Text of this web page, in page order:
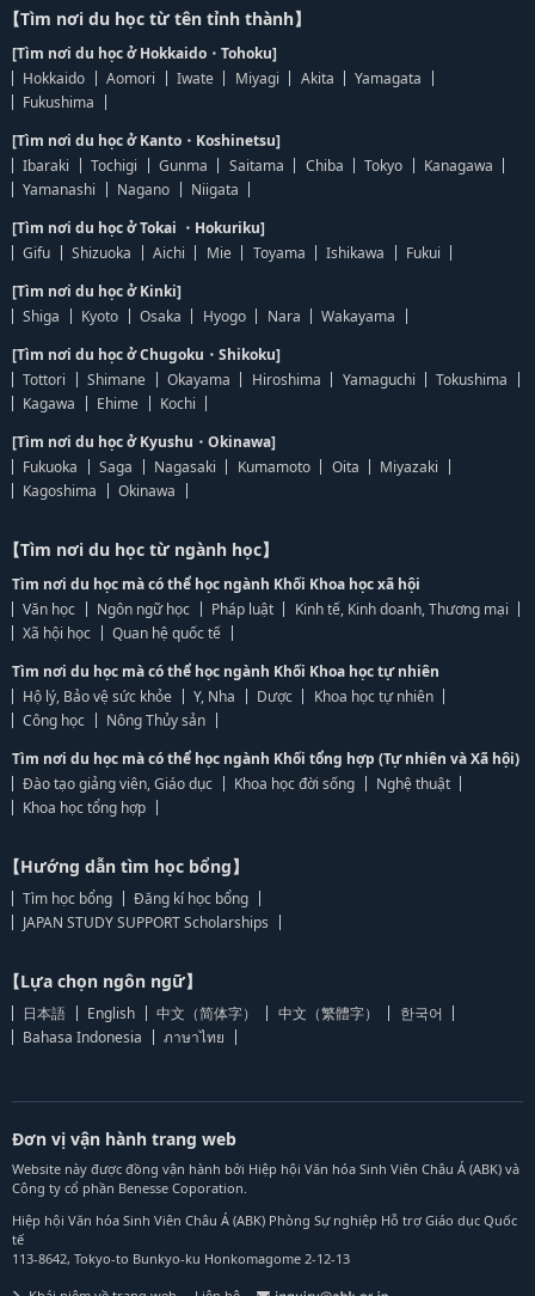
【Tìm nơi du học từ tên tỉnh thành】
[Tìm nơi du học ở Hokkaido・Tohoku]
Hokkaido
Aomori Iwate Miyagi Akita
Yamagata
Fukushima
[Tìm nơi du học ở Kanto・Koshinetsu]
Ibaraki
Tochigi Gunma Saitama Chiba Tokyo
Kanagawa
Yamanashi
Nagano
Niigata
[Tìm nơi du học ở Tokai ・Hokuriku]
Gifu
Shizuoka Aichi Mie Toyama Ishikawa
Fukui
[Tìm nơi du học ở Kinki]
Shiga
Kyoto Osaka Hyogo Nara
Wakayama
[Tìm nơi du học ở Chugoku・Shikoku]
Tottori
Shimane Okayama Hiroshima Yamaguchi
Tokushima
Kagawa
Ehime
Kochi
[Tìm nơi du học ở Kyushu・Okinawa]
Fukuoka
Saga Nagasaki Kumamoto Oita
Miyazaki
Kagoshima
Okinawa
【Tìm nơi du học từ ngành học】
Tìm nơi du học mà có thể học ngành Khối Khoa học xã hội
Văn học
Ngôn ngữ học Pháp luật
Kinh tế, Kinh doanh, Thương mại
Xã hội học
Quan hệ quốc tế
Tìm nơi du học mà có thể học ngành Khối Khoa học tự nhiên
Hộ lý, Bảo vệ sức khỏe
Y, Nha Dược
Khoa học tự nhiên
Công học
Nông Thủy sản
Tìm nơi du học mà có thể học ngành Khối tổng hợp (Tự nhiên và Xã hội)
Đào tạo giảng viên, Giáo dục
Khoa học đời sống
Nghệ thuật
Khoa học tổng hợp
【Hướng dẫn tìm học bổng】
Tìm học bổng
Đăng kí học bổng
JAPAN STUDY SUPPORT Scholarships
【Lựa chọn ngôn ngữ】
日本語 English 中文（简体字） 中文（繁體字）
한국어
Bahasa Indonesia
ภาษาไทย
Đơn vị vận hành trang web
Website này được đồng vận hành bởi Hiệp hội Văn hóa Sinh Viên Châu Á (ABK) và
Công ty cổ phần Benesse Coporation.
Hiệp hội Văn hóa Sinh Viên Châu Á (ABK) Phòng Sự nghiệp Hỗ trợ Giáo dục Quốc
tế
113-8642, Tokyo-to Bunkyo-ku Honkomagome 2-12-13